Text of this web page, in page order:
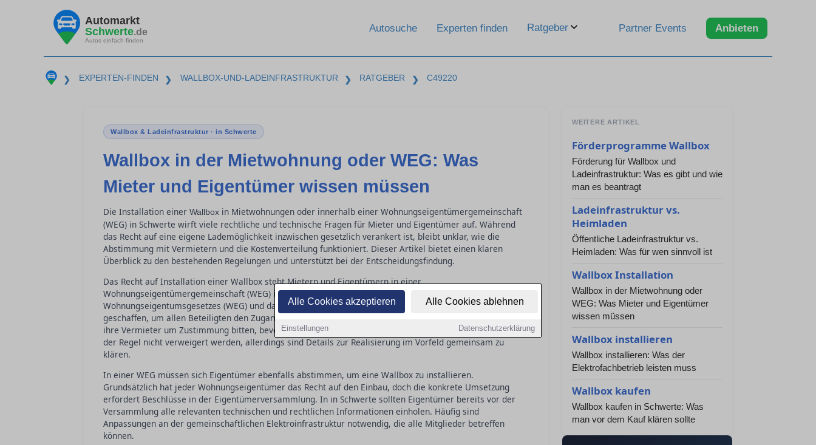
Alle Cookies akzeptieren Alle Cookies ablehnen
Einstellungen Datenschutzerklärung
Automarkt
Schwerte.de
Autos einfach finden
Autosuche Experten finden Ratgeber Partner Events Anbieten
❯ EXPERTEN-FINDEN ❯ WALLBOX-UND-LADEINFRASTRUKTUR ❯ RATGEBER ❯ C49220
Wallbox & Ladeinfrastruktur · in Schwerte
Wallbox in der Mietwohnung oder WEG: Was
Mieter und Eigentümer wissen müssen
Die Installation einer Wallbox in Mietwohnungen oder innerhalb einer Wohnungseigentümergemeinschaft
(WEG) in Schwerte wirft viele rechtliche und technische Fragen für Mieter und Eigentümer auf. Während
das Recht auf eine eigene Lademöglichkeit inzwischen gesetzlich verankert ist, bleibt unklar, wie die
Abstimmung mit Vermietern und die Kostenverteilung funktioniert. Dieser Artikel bietet einen klaren
Überblick zu den bestehenden Regelungen und unterstützt bei der Entscheidungsfindung.
Das Recht auf Installation einer Wallbox steht Mietern und Eigentümern in einer
Wohnungseigentümergemeinschaft (WEG) in Schwerte gesetzlich zu. Durch die Novelle des
Wohnungseigentumsgesetzes (WEG) und das Mietrecht wurden entscheidende Voraussetzungen
geschaffen, um allen Beteiligten den Zugang zur Elektromobilität zu erleichtern. Mieter müssen jedoch
ihre Vermieter um Zustimmung bitten, bevor es zu einer Installation kommt. Diese Zustimmung darf in
der Regel nicht verweigert werden, allerdings sind Details zur Realisierung im Vorfeld gemeinsam zu
klären.
In einer WEG müssen sich Eigentümer ebenfalls abstimmen, um eine Wallbox zu installieren.
Grundsätzlich hat jeder Wohnungseigentümer das Recht auf den Einbau, doch die konkrete Umsetzung
erfordert Beschlüsse in der Eigentümerversammlung. In in Schwerte sollten Eigentümer bereits vor der
Versammlung alle relevanten technischen und rechtlichen Informationen einholen. Häufig sind
Anpassungen an der gemeinschaftlichen Elektroinfrastruktur notwendig, die alle Mitglieder betreffen
können.
WEITERE ARTIKEL
Förderprogramme Wallbox
Förderung für Wallbox und
Ladeinfrastruktur: Was es gibt und wie
man es beantragt
Ladeinfrastruktur vs.
Heimladen
Öffentliche Ladeinfrastruktur vs.
Heimladen: Was für wen sinnvoll ist
Wallbox Installation
Wallbox in der Mietwohnung oder
WEG: Was Mieter und Eigentümer
wissen müssen
Wallbox installieren
Wallbox installieren: Was der
Elektrofachbetrieb leisten muss
Wallbox kaufen
Wallbox kaufen in Schwerte: Was
man vor dem Kauf klären sollte